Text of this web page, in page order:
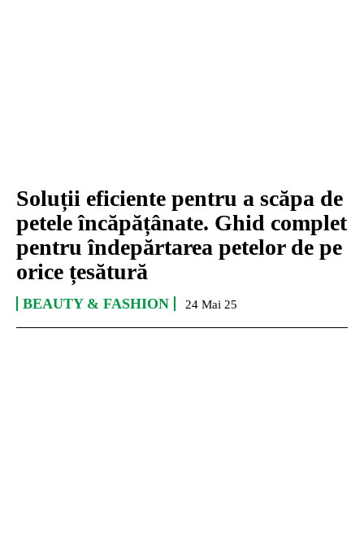
Soluții eficiente pentru a scăpa de
petele încăpățânate. Ghid complet
pentru îndepărtarea petelor de pe
orice țesătură
BEAUTY & FASHION 24 Mai 25